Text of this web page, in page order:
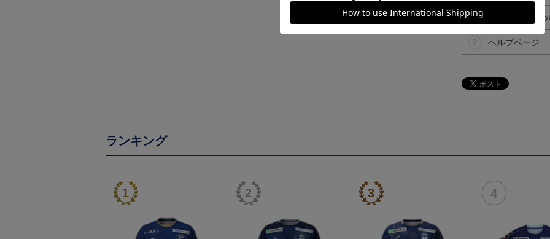
ギフト対応に
ヘルプページ
ランキング